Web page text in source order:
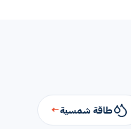
طاقة شمسية←